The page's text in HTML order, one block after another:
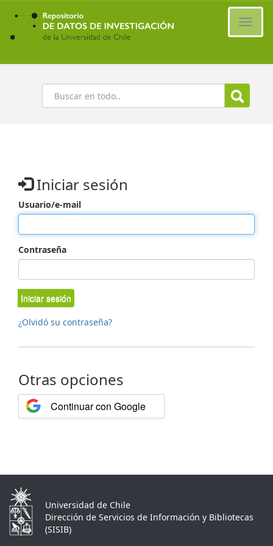
Ir
contenido
principal
Buscar
Iniciar sesión
Usuario/e-mail
Contraseña
Iniciar sesión
¿Olvidó su contraseña?
Otras opciones
Continuar con Google
Universidad de Chile
Dirección de Servicios de Información y Bibliotecas
(SISIB)